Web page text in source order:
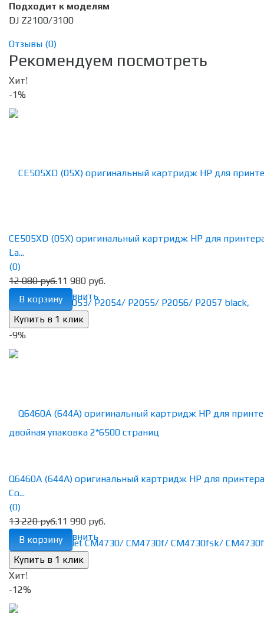
Подходит к моделям
DJ Z2100/3100
Отзывы (0)
Рекомендуем посмотреть
Хит!
-1%
избранное сравнить
CE505XD (05X) оригинальный картридж HP для
La...
(0)
12 080 руб.11 980 руб.
В корзину
-9%
избранное сравнить
Q6460A (644A) оригинальный картридж HP для
Co...
(0)
13 220 руб.11 990 руб.
В корзину
Хит!
-12%